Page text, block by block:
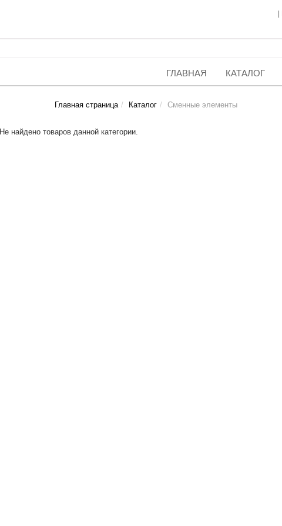
ГЛАВНАЯ КАТАЛОГ
Главная страница Каталог Сменные элементы
Не найдено товаров данной категории.